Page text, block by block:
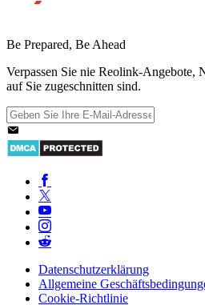
Be Prepared, Be Ahead
Verpassen Sie nie Reolink-Angebote,
auf Sie zugeschnitten sind.
Datenschutzerklärung
Allgemeine
Cookie-Richtlinie